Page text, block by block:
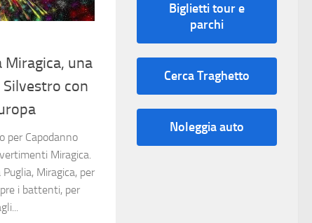
Miragica, una
con
per Capodanno
Miragica.
Miragica, per
i battenti, per
Biglietti tour e
parchi
Cerca Traghetto
Noleggia auto